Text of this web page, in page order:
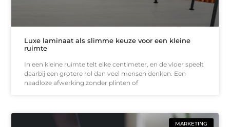
Luxe laminaat als slimme keuze voor een kleine
ruimte
In een kleine ruimte telt elke centimeter, en de vloer speelt
daarbij een grotere rol dan veel mensen denken. Een
naadloze afwerking zonder plinten of
MARKETING